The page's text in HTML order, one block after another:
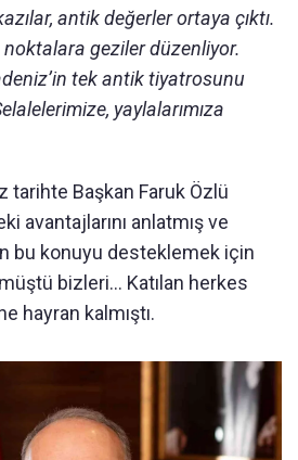
antik değerler ortaya çıktı.
noktalara geziler düzenliyor.
tek antik tiyatrosunu
yaylalarımıza
tarihte Başkan Faruk Özlü
avantajlarını anlatmış ve
bu konuyu desteklemek için
bizleri… Katılan herkes
hayran kalmıştı.